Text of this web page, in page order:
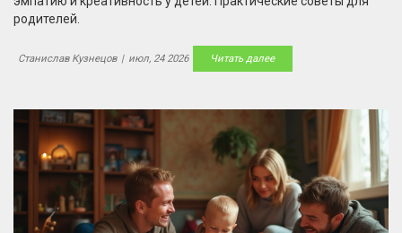
родителей.
Станислав Кузнецов | июл, 24 2026 Читать далее